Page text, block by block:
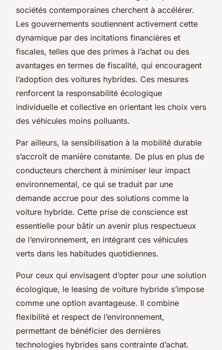
sociétés contemporaines cherchent à accélérer.
Les gouvernements soutiennent activement cette
dynamique par des incitations financières et
fiscales, telles que des primes à l’achat ou des
avantages en termes de fiscalité, qui encouragent
l’adoption des voitures hybrides. Ces mesures
renforcent la responsabilité écologique
individuelle et collective en orientant les choix vers
des véhicules moins polluants.
Par ailleurs, la sensibilisation à la mobilité durable
s’accroît de manière constante. De plus en plus de
conducteurs cherchent à minimiser leur impact
environnemental, ce qui se traduit par une
demande accrue pour des solutions comme la
voiture hybride. Cette prise de conscience est
essentielle pour bâtir un avenir plus respectueux
de l’environnement, en intégrant ces véhicules
verts dans les habitudes quotidiennes.
Pour ceux qui envisagent d’opter pour une solution
écologique, le leasing de voiture hybride s’impose
comme une option avantageuse. Il combine
flexibilité et respect de l’environnement,
permettant de bénéficier des dernières
technologies hybrides sans contrainte d’achat.